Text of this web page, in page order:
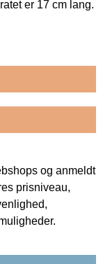
er 17 cm lang.
og anmeldt
prisniveau,